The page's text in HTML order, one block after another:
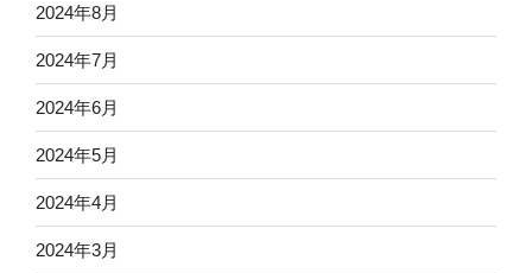
2024年8月
2024年7月
2024年6月
2024年5月
2024年4月
2024年3月